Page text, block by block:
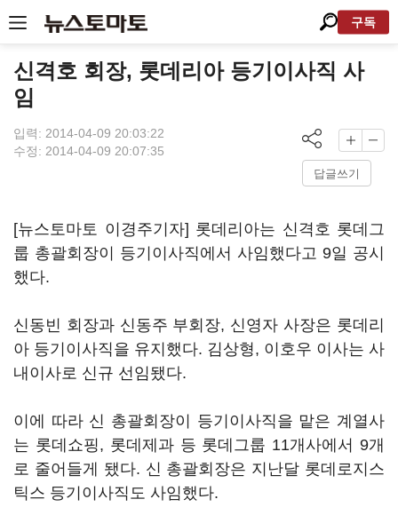
구독
신격호 회장, 롯데리아 등기이사직 사
임
입력: 2014-04-09 20:03:22
수정: 2014-04-09 20:07:35
답글쓰기
[뉴스토마토 이경주기자] 롯데리아는 신격호 롯데그
룹 총괄회장이 등기이사직에서 사임했다고 9일 공시
했다.
신동빈 회장과 신동주 부회장, 신영자 사장은 롯데리
아 등기이사직을 유지했다. 김상형, 이호우 이사는 사
내이사로 신규 선임됐다.
이에 따라 신 총괄회장이 등기이사직을 맡은 계열사
는 롯데쇼핑, 롯데제과 등 롯데그룹 11개사에서 9개
로 줄어들게 됐다. 신 총괄회장은 지난달 롯데로지스
틱스 등기이사직도 사임했다.